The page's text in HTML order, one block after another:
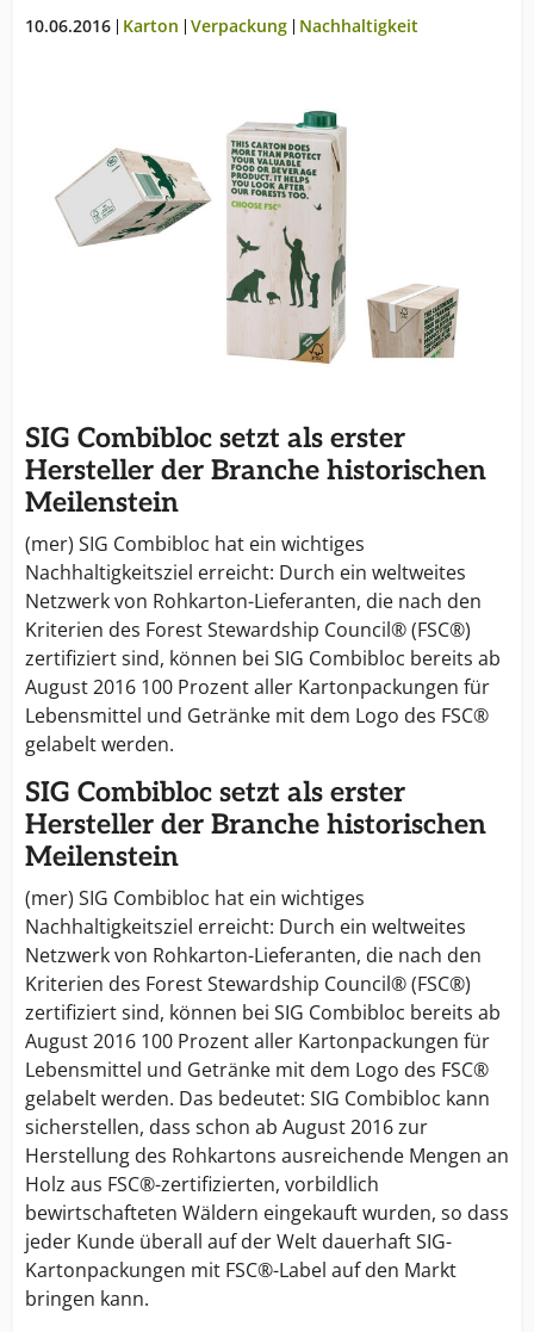
Bedürfnisse unserer Kunden in mehr als 60 Ländern
einzugehen. 2019 produzierte SIG 38 Milliarden
MSCI, eine Bewertung von 18,8 (geringes Risiko) durch
Sustainalytics und ein Platin CSR-Rating durch
EcoVadis. Weitere Informationen finden Sie unter
www.sig.biz
10.06.2016 Karton Verpackung Nachhaltigkeit
SIG Combibloc setzt als erster
Hersteller der Branche historischen
Meilenstein
(mer) SIG Combibloc hat ein wichtiges
Nachhaltigkeitsziel erreicht: Durch ein weltweites
Netzwerk von Rohkarton-Lieferanten, die nach den
Kriterien des Forest Stewardship Council® (FSC®)
zertifiziert sind, können bei SIG Combibloc bereits ab
August 2016 100 Prozent aller Kartonpackungen für
Lebensmittel und Getränke mit dem Logo des FSC®
gelabelt werden.
SIG Combibloc setzt als erster
Hersteller der Branche historischen
Meilenstein
(mer) SIG Combibloc hat ein wichtiges
Nachhaltigkeitsziel erreicht: Durch ein weltweites
Netzwerk von Rohkarton-Lieferanten, die nach den
Kriterien des Forest Stewardship Council® (FSC®)
zertifiziert sind, können bei SIG Combibloc bereits ab
August 2016 100 Prozent aller Kartonpackungen für
Lebensmittel und Getränke mit dem Logo des FSC®
gelabelt werden. Das bedeutet: SIG Combibloc kann
sicherstellen, dass schon ab August 2016 zur
Herstellung des Rohkartons ausreichende Mengen an
Holz aus FSC®-zertifizierten, vorbildlich
bewirtschafteten Wäldern eingekauft wurden, so dass
jeder Kunde überall auf der Welt dauerhaft SIG-
Kartonpackungen mit FSC®-Label auf den Markt
bringen kann.